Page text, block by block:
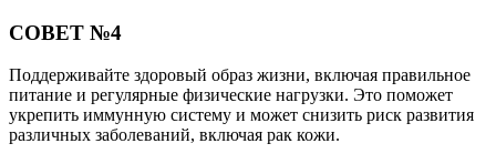
СОВЕТ №4
Поддерживайте здоровый образ жизни, включая правильное
питание и регулярные физические нагрузки. Это поможет
укрепить иммунную систему и может снизить риск развития
различных заболеваний, включая рак кожи.